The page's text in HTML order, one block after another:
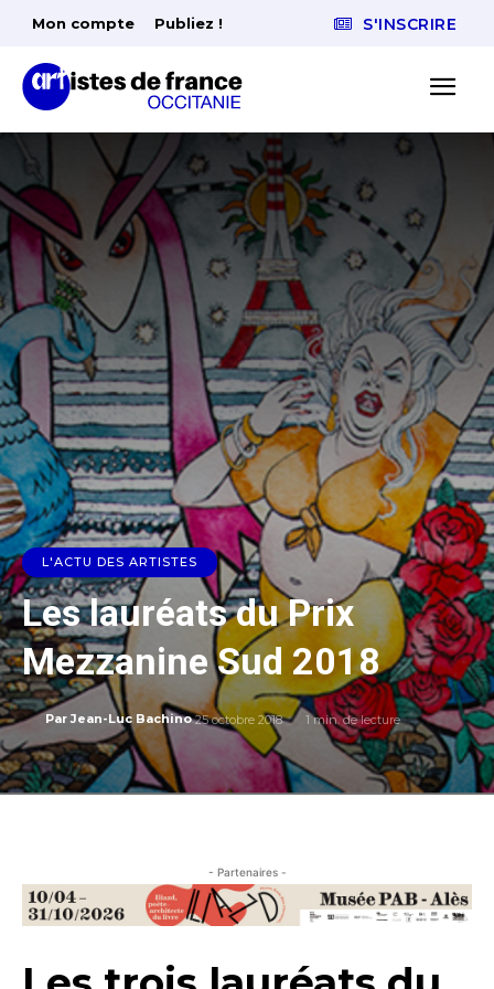
Mon compte Publiez ! S'INSCRIRE
L'ACTU DES ARTISTES
Les lauréats du Prix
Mezzanine Sud 2018
Par Jean-Luc Bachino 25 octobre 2018 1min. de lecture
- Partenaires -